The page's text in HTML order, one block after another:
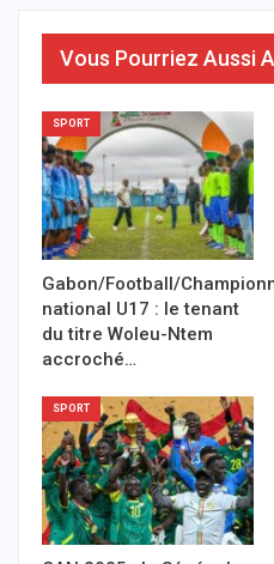
Vous Pourriez Aussi
SPORT
Gabon/Football/
national U17 : le tenant
du titre Woleu-Ntem
accroché…
SPORT